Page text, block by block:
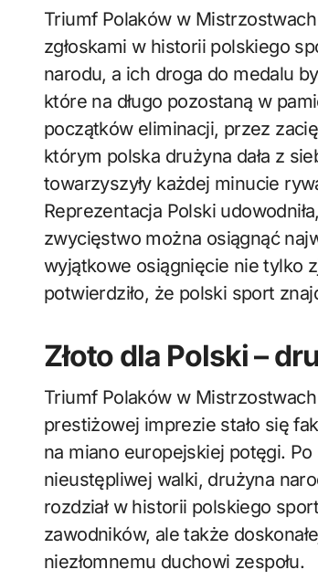
Triumf Polaków w
zgłoskami w historii polskiego
narodu, a ich droga do medalu
które na długo pozostaną w
początków eliminacji, przez
którym polska drużyna dała z
towarzyszyły każdej minucie
Reprezentacja Polski
zwycięstwo można osiągnąć
wyjątkowe osiągnięcie nie tylko
potwierdziło, że polski sport
Złoto dla Polski –
Triumf Polaków w
prestiżowej imprezie stało się
na miano europejskiej potęgi.
nieustępliwej walki, drużyna
rozdział w historii polskiego
zawodników, ale także
niezłomnemu duchowi zespołu.